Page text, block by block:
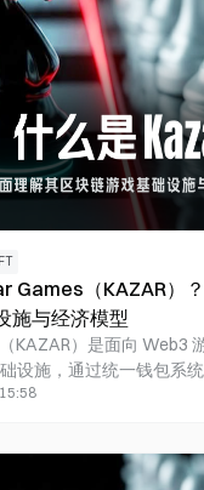
Games（KAZAR）
施与经济模型
KAZAR）是面向 Web3
设施，通过统一钱包系
多个游戏连接到同一网络